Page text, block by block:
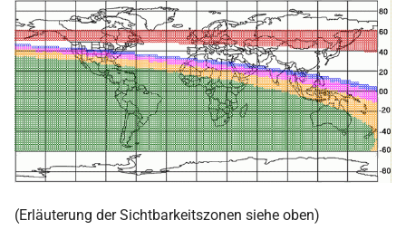
(Erläuterung der Sichtbarkeitszonen siehe oben)